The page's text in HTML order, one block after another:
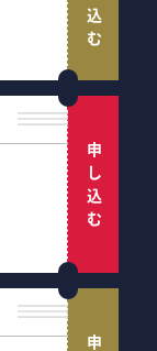
申し込む